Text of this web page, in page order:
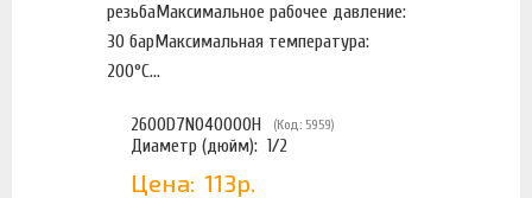
резьбаМаксимальное рабочее давление:
30 барМаксимальная температура:
200°С...
2600D7N040000H (Код: 5959)
Диаметр (дюйм):1/2
Цена:113р.